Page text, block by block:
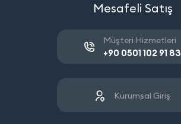
Mesafeli Satış
Müşteri Hizmetleri
+90 0501 102 91 83
Kurumsal Giriş